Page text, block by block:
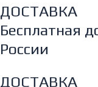
ДОСТАВКА
Бесплатная
России
ДОСТАВКА